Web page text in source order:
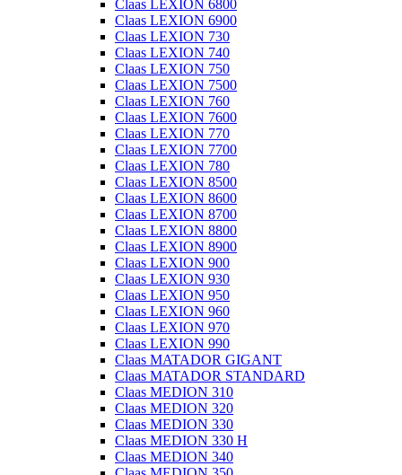
Claas LEXION 6800
Claas LEXION 6900
Claas LEXION 730
Claas LEXION 740
Claas LEXION 750
Claas LEXION 7500
Claas LEXION 760
Claas LEXION 7600
Claas LEXION 770
Claas LEXION 7700
Claas LEXION 780
Claas LEXION 8500
Claas LEXION 8600
Claas LEXION 8700
Claas LEXION 8800
Claas LEXION 8900
Claas LEXION 900
Claas LEXION 930
Claas LEXION 950
Claas LEXION 960
Claas LEXION 970
Claas LEXION 990
Claas MATADOR GIGANT
Claas MATADOR STANDARD
Claas MEDION 310
Claas MEDION 320
Claas MEDION 330
Claas MEDION 330 H
Claas MEDION 340